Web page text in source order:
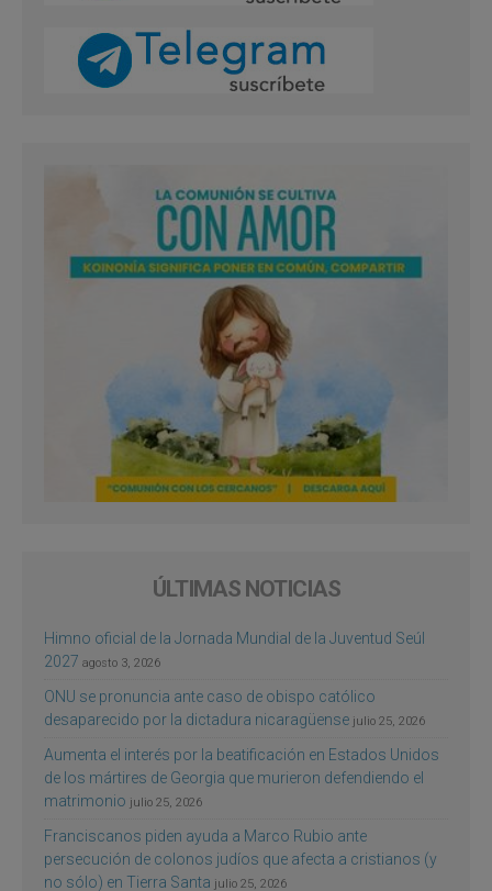
ÚLTIMAS NOTICIAS
Himno oficial de la Jornada Mundial de la Juventud Seúl
2027 agosto 3, 2026
ONU se pronuncia ante caso de obispo católico
desaparecido por la dictadura nicaragüense julio 25, 2026
Aumenta el interés por la beatificación en Estados Unidos
de los mártires de Georgia que murieron defendiendo el
matrimonio julio 25, 2026
Franciscanos piden ayuda a Marco Rubio ante
persecución de colonos judíos que afecta a cristianos (y
no sólo) en Tierra Santa julio 25, 2026